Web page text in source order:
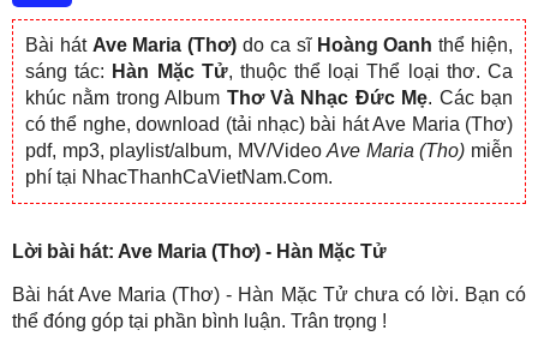
Bài hát Ave Maria (Thơ) do ca sĩ Hoàng Oanh thể hiện,
sáng tác: Hàn Mặc Tử, thuộc thể loại Thể loại thơ. Ca
khúc nằm trong Album Thơ Và Nhạc Đức Mẹ. Các bạn
có thể nghe, download (tải nhạc) bài hát Ave Maria (Thơ)
pdf, mp3, playlist/album, MV/VideoAve Maria (Tho) miễn
phí tại NhacThanhCaVietNam.Com.
Lời bài hát: Ave Maria (Thơ) - Hàn Mặc Tử
Bài hát Ave Maria (Thơ) - Hàn Mặc Tử chưa có lời. Bạn có
thể đóng góp tại phần bình luận. Trân trọng !